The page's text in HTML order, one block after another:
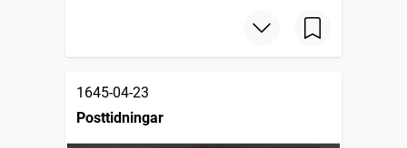
1645-04-23
Posttidningar